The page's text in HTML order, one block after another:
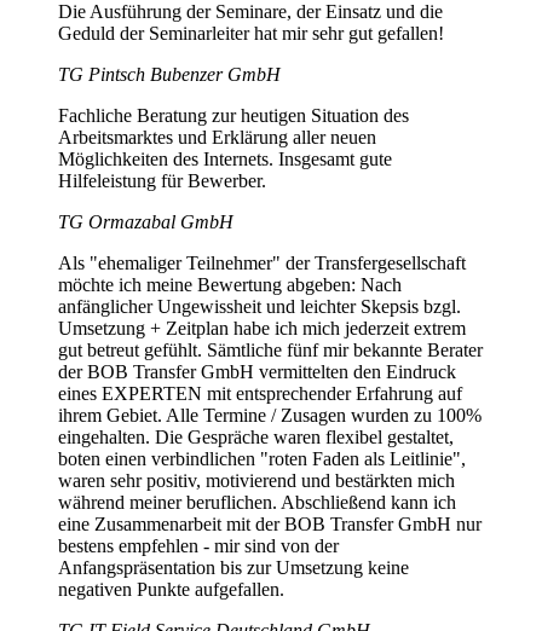
Die Ausführung der Seminare, der Einsatz und die
Geduld der Seminarleiter hat mir sehr gut gefallen!
TG Pintsch Bubenzer GmbH
Fachliche Beratung zur heutigen Situation des
Arbeitsmarktes und Erklärung aller neuen
Möglichkeiten des Internets. Insgesamt gute
Hilfeleistung für Bewerber.
TG Ormazabal GmbH
Als "ehemaliger Teilnehmer" der Transfergesellschaft
möchte ich meine Bewertung abgeben: Nach
anfänglicher Ungewissheit und leichter Skepsis bzgl.
Umsetzung + Zeitplan habe ich mich jederzeit extrem
gut betreut gefühlt. Sämtliche fünf mir bekannte Berater
der BOB Transfer GmbH vermittelten den Eindruck
eines EXPERTEN mit entsprechender Erfahrung auf
ihrem Gebiet. Alle Termine / Zusagen wurden zu 100%
eingehalten. Die Gespräche waren flexibel gestaltet,
boten einen verbindlichen "roten Faden als Leitlinie",
waren sehr positiv, motivierend und bestärkten mich
während meiner beruflichen. Abschließend kann ich
eine Zusammenarbeit mit der BOB Transfer GmbH nur
bestens empfehlen - mir sind von der
Anfangspräsentation bis zur Umsetzung keine
negativen Punkte aufgefallen.